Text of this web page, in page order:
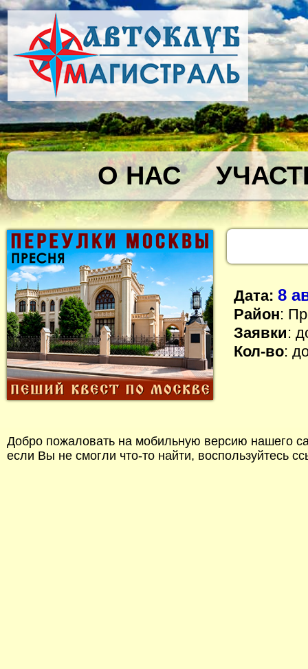
О НАС
Дата: 8
Район:
Заявки:
Кол-во:
Добро пожаловать на мобильную версию нашего
если Вы не смогли что-то найти, воспользуйтесь